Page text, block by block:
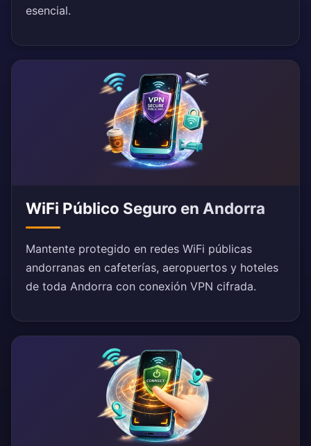
esencial.
WiFi Público Seguro en Andorra
Mantente protegido en redes WiFi públicas
andorranas en cafeterías, aeropuertos y hoteles
de toda Andorra con conexión VPN cifrada.